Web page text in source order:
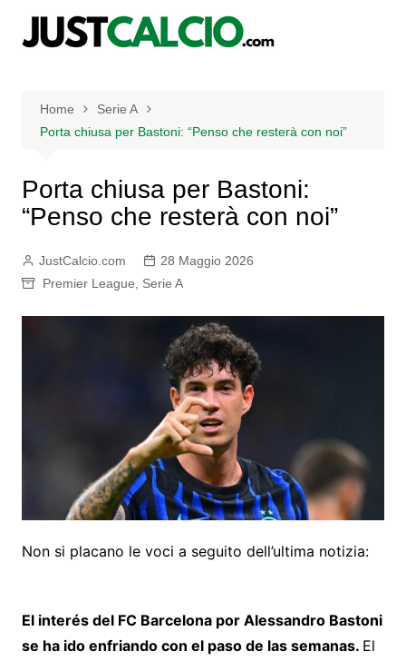
Home
Serie A
Porta chiusa per Bastoni: “Penso che resterà con noi”
Porta chiusa per Bastoni:
“Penso che resterà con noi”
JustCalcio.com
28 Maggio 2026
Premier League
Serie A
Non si placano le voci a seguito dell’ultima notizia:
El interés del FC Barcelona por Alessandro Bastoni
se ha ido enfriando con el paso de las semanas. El